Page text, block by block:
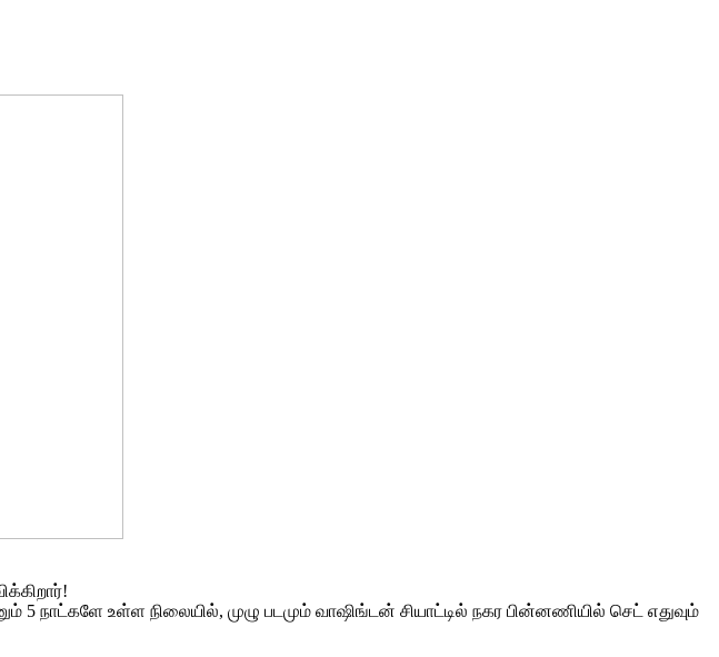
5 நாட்களே உள்ள நிலையில், முழு படமும் வாஷிங்டன் சியாட்டில் நகர பின்னணியில் செட் எதுவும்